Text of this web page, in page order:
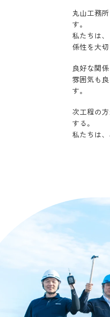
丸山工務
す。
私たちは
係性を大
良好な関
雰囲気も
す。
次工程の
する。
私たちは